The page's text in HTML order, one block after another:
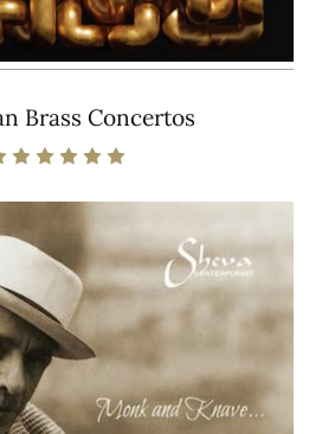
Brass Concertos